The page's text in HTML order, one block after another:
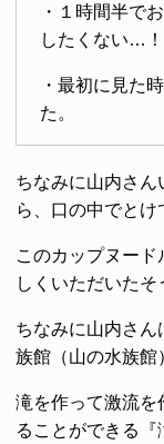
・１時間半で
したくない…！
・最初に見た
た。
ちなみに山内さん
ら、口の中でとけ
このカップヌー
しくいただいたそ
ちなみに山内さん
族館（山の水族館
滝を作って激流を
ることができる